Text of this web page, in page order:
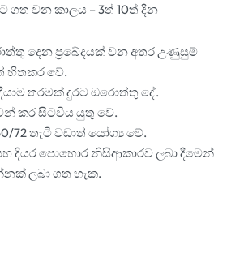
ගත වන කාලය – 3ත් 10ත් දින
දෙන ප්රබේදයක් වන අතර උණුසුම්
හිතකර වේ.
තරමක් දුරට ඔරොත්තු දේ.
කර සිටවිය යුතු වේ.
72 තැටි වඩාත් යෝග්ය වේ.
දියර පොහොර නිසිආකාරව ලබා දීමෙන්
ලබා ගත හැක.